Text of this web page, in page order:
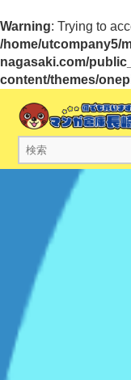
Warning: Trying to
/home/utcompany5/
nagasaki.com/
content/themes/